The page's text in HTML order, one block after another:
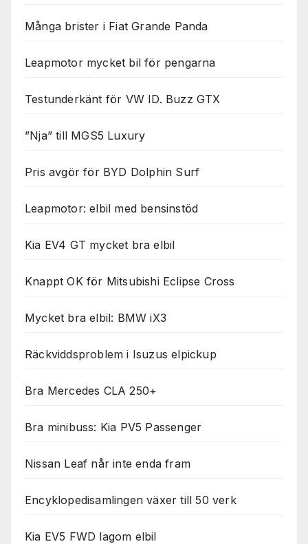
Många brister i Fiat Grande Panda
Leapmotor mycket bil för pengarna
Testunderkänt för VW ID. Buzz GTX
”Nja” till MGS5 Luxury
Pris avgör för BYD Dolphin Surf
Leapmotor: elbil med bensinstöd
Kia EV4 GT mycket bra elbil
Knappt OK för Mitsubishi Eclipse Cross
Mycket bra elbil: BMW iX3
Räckviddsproblem i Isuzus elpickup
Bra Mercedes CLA 250+
Bra minibuss: Kia PV5 Passenger
Nissan Leaf når inte enda fram
Encyklopedisamlingen växer till 50 verk
Kia EV5 FWD lagom elbil